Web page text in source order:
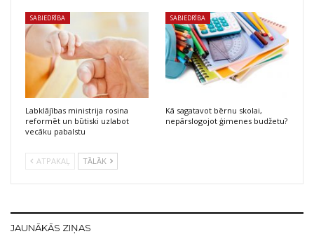
SABIEDRĪBA
Labklājības ministrija rosina
reformēt un būtiski uzlabot
vecāku pabalstu
SABIEDRĪBA
Kā sagatavot bērnu skolai,
nepārslogojot ģimenes budžetu?
ATPAKAĻ TĀLĀK
JAUNĀKĀS ZIŅAS